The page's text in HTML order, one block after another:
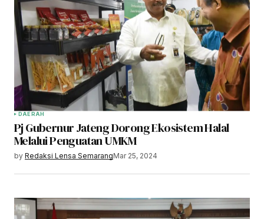
DAERAH
Pj Gubernur Jateng Dorong Ekosistem Halal
Melalui Penguatan UMKM
by Redaksi Lensa SemarangMar 25, 2024